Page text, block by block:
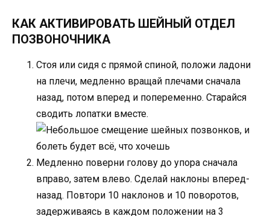
КАК АКТИВИРОВАТЬ ШЕЙНЫЙ ОТДЕЛ
ПОЗВОНОЧНИКА
Стоя или сидя с прямой спиной, положи ладони
на плечи, медленно вращай плечами сначала
назад, потом вперед и попеременно. Старайся
сводить лопатки вместе.
Медленно поверни голову до упора сначала
вправо, затем влево. Сделай наклоны вперед-
назад. Повтори 10 наклонов и 10 поворотов,
задерживаясь в каждом положении на 3